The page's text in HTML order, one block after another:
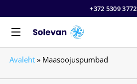
+372 5309 3772
Avaleht » Maasoojuspumbad